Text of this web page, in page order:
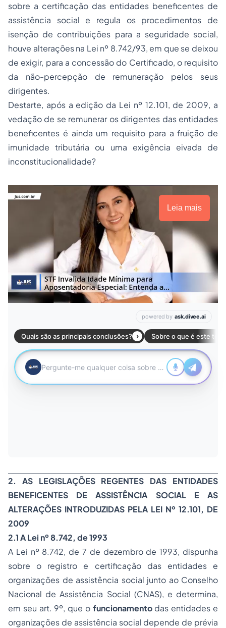
sobre a certificação das entidades beneficentes de
assistência social e regula os procedimentos de
isenção de contribuições para a seguridade social,
houve alterações na Lei nº 8.742/93, em que se deixou
de exigir, para a concessão do Certificado, o requisito
da não-percepção de remuneração pelos seus
dirigentes.
Destarte, após a edição da Lei nº 12.101, de 2009, a
vedação de se remunerar os dirigentes das entidades
beneficentes é ainda um requisito para a fruição de
imunidade tributária ou uma exigência eivada de
inconstitucionalidade?
Leia mais
2. AS LEGISLAÇÕES REGENTES DAS ENTIDADES
BENEFICENTES DE ASSISTÊNCIA SOCIAL E AS
ALTERAÇÕES INTRODUZIDAS PELA LEI Nº 12.101, DE
2009
2.1 A Lei nº 8.742, de 1993
A Lei nº 8.742, de 7 de dezembro de 1993, dispunha
sobre o registro e certificação das entidades e
organizações de assistência social junto ao Conselho
Nacional de Assistência Social (CNAS), e determina,
em seu art. 9º, que o funcionamento das entidades e
organizações de assistência social depende de prévia